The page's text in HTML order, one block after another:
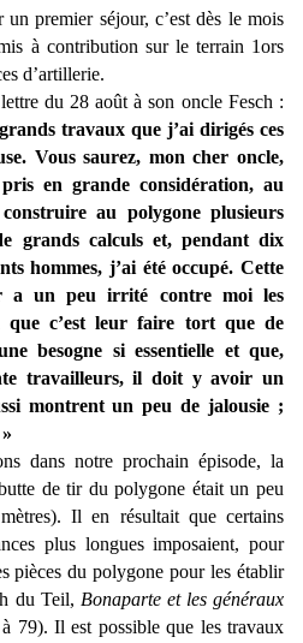
premier séjour, c’est dès le mois
à contribution sur le terrain 1ors
d’artillerie.
du 28 août à son oncle Fesch :
travaux que j’ai dirigés ces
Vous saurez, mon cher oncle,
en grande considération, au
au polygone plusieurs
grands calculs et, pendant dix
hommes, j’ai été occupé. Cette
a un peu irrité contre moi les
que c’est leur faire tort que de
besogne si essentielle et que,
travailleurs, il doit y avoir un
montrent un peu de jalousie ;
dans notre prochain épisode, la
de tir du polygone était un peu
Il en résultait que certains
plus longues imposaient, pour
pièces du polygone pour les établir
du Teil, Bonaparte et les généraux
79). Il est possible que les travaux